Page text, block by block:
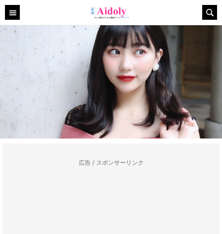
広告 / スポンサーリンク